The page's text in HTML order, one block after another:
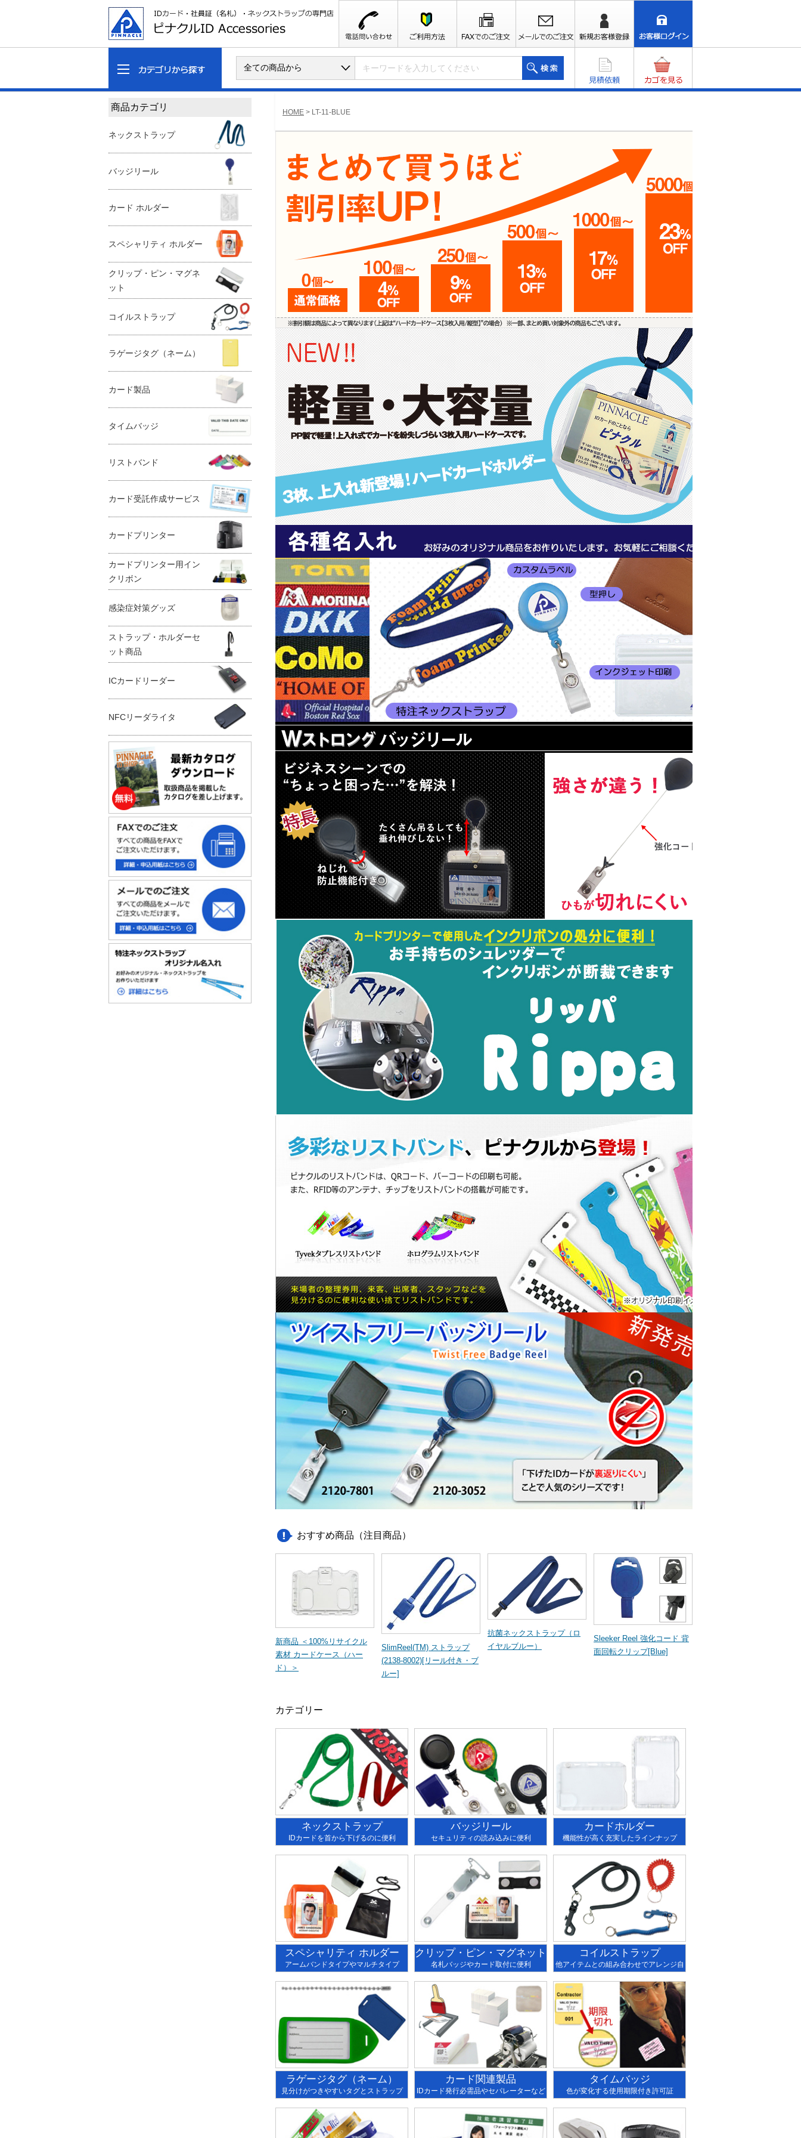
HOME > LT-11-BLUE
おすすめ商品（注目商品）
新商品 ＜100%リサイクル
素材 カードケース（ハー
ド）＞
SlimReel(TM) ストラップ
(2138-8002)[リール付き・ブ
ルー]
抗菌ネックストラップ（ロ
イヤルブルー）
Sleeker Reel 強化コード 背
面回転クリップ[Blue]
カテゴリー
ネックストラップ
IDカードを首から下げるのに便利
バッジリール
セキュリティの読み込みに便利
カードホルダー
機能性が高く充実したラインナップ
スペシャリティ ホルダー
アームバンドタイプやマルチタイプ
クリップ・ピン・マグネット
名札バッジやカード取付に便利
コイルストラップ
他アイテムとの組み合わせでアレンジ自
ラゲージタグ（ネーム）
見分けがつきやすいタグとストラップ
カード関連製品
IDカード発行必需品やセパレーターなど
タイムバッジ
色が変化する使用期限付き許可証
商品カテゴリ
ネックストラップ
バッジリール
カード ホルダー
スペシャリティ ホルダー
クリップ・ピン・マグネ
ット
コイルストラップ
ラゲージタグ（ネーム）
カード製品
タイムバッジ
リストバンド
カード受託作成サービス
カードプリンター
カードプリンター用イン
クリボン
感染症対策グッズ
ストラップ・ホルダーセ
ット商品
ICカードリーダー
NFCリーダライタ